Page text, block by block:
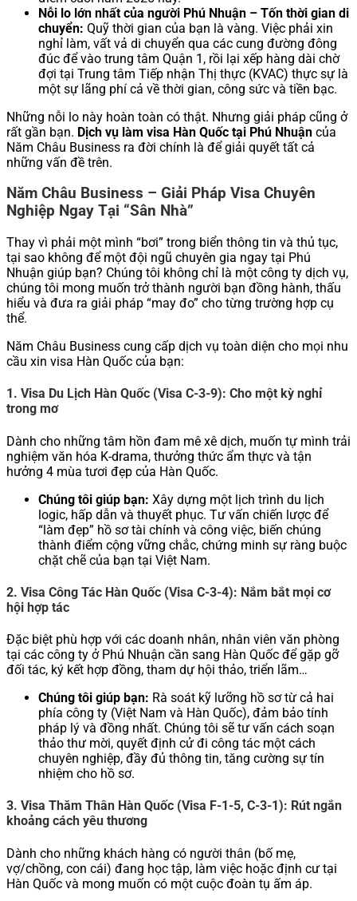
Nỗi lo lớn nhất của người Phú Nhuận – Tốn thời gian di
chuyển: Quỹ thời gian của bạn là vàng. Việc phải xin
nghỉ làm, vất vả di chuyển qua các cung đường đông
đúc để vào trung tâm Quận 1, rồi lại xếp hàng dài chờ
đợi tại Trung tâm Tiếp nhận Thị thực (KVAC) thực sự là
một sự lãng phí cả về thời gian, công sức và tiền bạc.
Những nỗi lo này hoàn toàn có thật. Nhưng giải pháp cũng ở
rất gần bạn. Dịch vụ làm visa Hàn Quốc tại Phú Nhuận của
Năm Châu Business ra đời chính là để giải quyết tất cả
những vấn đề trên.
Năm Châu Business – Giải Pháp Visa Chuyên
Nghiệp Ngay Tại “Sân Nhà”
Thay vì phải một mình “bơi” trong biển thông tin và thủ tục,
tại sao không để một đội ngũ chuyên gia ngay tại Phú
Nhuận giúp bạn? Chúng tôi không chỉ là một công ty dịch vụ,
chúng tôi mong muốn trở thành người bạn đồng hành, thấu
hiểu và đưa ra giải pháp “may đo” cho từng trường hợp cụ
thể.
Năm Châu Business cung cấp dịch vụ toàn diện cho mọi nhu
cầu xin visa Hàn Quốc của bạn:
1. Visa Du Lịch Hàn Quốc (Visa C-3-9): Cho một kỳ nghỉ
trong mơ
Dành cho những tâm hồn đam mê xê dịch, muốn tự mình trải
nghiệm văn hóa K-drama, thưởng thức ẩm thực và tận
hưởng 4 mùa tươi đẹp của Hàn Quốc.
Chúng tôi giúp bạn: Xây dựng một lịch trình du lịch
logic, hấp dẫn và thuyết phục. Tư vấn chiến lược để
“làm đẹp” hồ sơ tài chính và công việc, biến chúng
thành điểm cộng vững chắc, chứng minh sự ràng buộc
chặt chẽ của bạn tại Việt Nam.
2. Visa Công Tác Hàn Quốc (Visa C-3-4): Nắm bắt mọi cơ
hội hợp tác
Đặc biệt phù hợp với các doanh nhân, nhân viên văn phòng
tại các công ty ở Phú Nhuận cần sang Hàn Quốc để gặp gỡ
đối tác, ký kết hợp đồng, tham dự hội thảo, triển lãm…
Chúng tôi giúp bạn: Rà soát kỹ lưỡng hồ sơ từ cả hai
phía công ty (Việt Nam và Hàn Quốc), đảm bảo tính
pháp lý và đồng nhất. Chúng tôi sẽ tư vấn cách soạn
thảo thư mời, quyết định cử đi công tác một cách
chuyên nghiệp, đầy đủ thông tin, tăng cường sự tín
nhiệm cho hồ sơ.
3. Visa Thăm Thân Hàn Quốc (Visa F-1-5, C-3-1): Rút ngắn
khoảng cách yêu thương
Dành cho những khách hàng có người thân (bố mẹ,
vợ/chồng, con cái) đang học tập, làm việc hoặc định cư tại
Hàn Quốc và mong muốn có một cuộc đoàn tụ ấm áp.